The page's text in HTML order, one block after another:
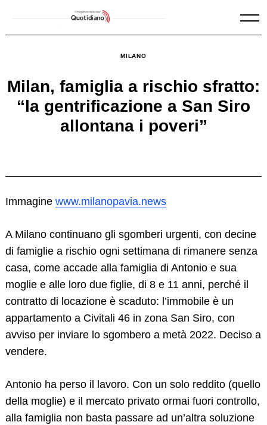
MILANO
Milan, famiglia a rischio sfratto:
“la gentrificazione a San Siro
allontana i poveri”
Immagine www.milanopavia.news
A Milano continuano gli sgomberi urgenti, con decine
di famiglie a rischio ogni settimana di rimanere senza
casa, come accade alla famiglia di Antonio e sua
moglie e alle loro due figlie, di 8 e 11 anni, perché il
contratto di locazione è scaduto: l’immobile è un
appartamento a Civitali 46 in zona San Siro, con
avviso per inviare lo sgombero a metà 2022. Deciso a
vendere.
Antonio ha perso il lavoro. Con un solo reddito (quello
della moglie) e il mercato privato ormai fuori controllo,
alla famiglia non basta passare ad un’altra soluzione